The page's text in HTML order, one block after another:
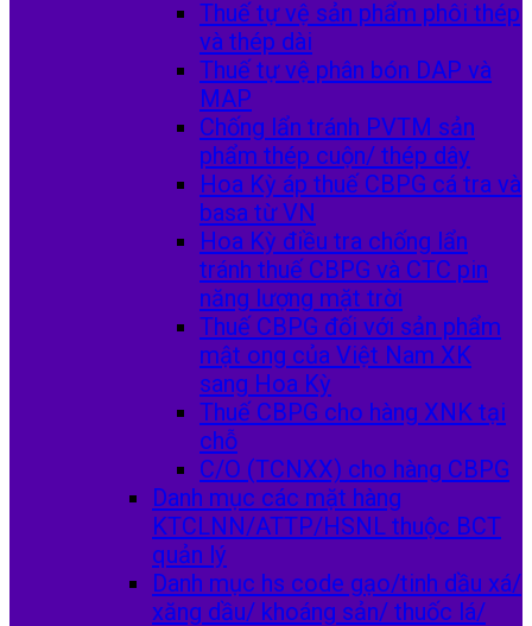
Thuế tự vệ sản phẩm phôi thép
và thép dài
Thuế tự vệ phân bón DAP và
MAP
Chống lẩn tránh PVTM sản
phẩm thép cuộn/ thép dây
Hoa Kỳ áp thuế CBPG cá tra và
basa từ VN
Hoa Kỳ điều tra chống lẩn
tránh thuế CBPG và CTC pin
năng lượng mặt trời
Thuế CBPG đối với sản phẩm
mật ong của Việt Nam XK
sang Hoa Kỳ
Thuế CBPG cho hàng XNK tại
chỗ
C/O (TCNXX) cho hàng CBPG
Danh mục các mặt hàng
KTCLNN/ATTP/HSNL thuộc BCT
quản lý
Danh mục hs code gạo/tinh dầu xá/
xăng dầu/ khoáng sản/ thuốc lá/